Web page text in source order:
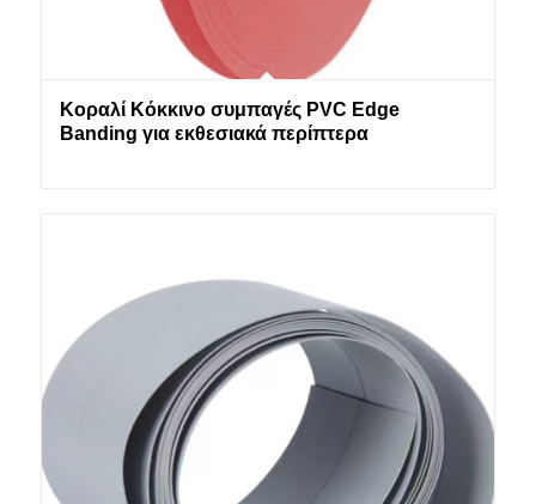
Κοραλί Κόκκινο συμπαγές PVC Edge
Banding για εκθεσιακά περίπτερα